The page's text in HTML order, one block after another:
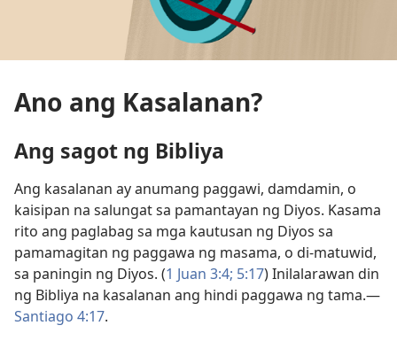
Ano ang Kasalanan?
Ang sagot ng Bibliya
Ang kasalanan ay anumang paggawi, damdamin, o
kaisipan na salungat sa pamantayan ng Diyos. Kasama
rito ang paglabag sa mga kautusan ng Diyos sa
pamamagitan ng paggawa ng masama, o di-matuwid,
sa paningin ng Diyos. (1 Juan 3:4; 5:17) Inilalarawan din
ng Bibliya na kasalanan ang hindi paggawa ng tama.—
Santiago 4:17.